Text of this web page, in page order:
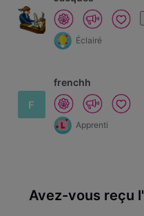
Éclairé
F
frenchh
Apprenti
Avez-vous reçu